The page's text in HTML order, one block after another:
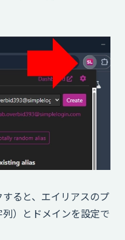
ると、エイリアスのプ
）とドメインを設定で